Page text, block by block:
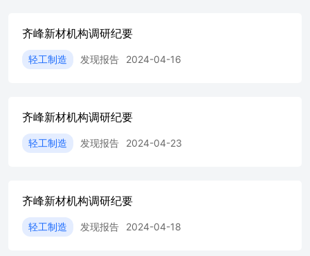
式,多措并举对冲原料涨价风险、降低综合生产成本。 五、
环保政策趋严对公司的影响 公司响应以纸代塑、绿色发展
的政策导向,持续推进新产品的研发、验证与市场推广,丰富
,2025全年煤炭用量同比下降5,583吨,节能降耗成效显著。
2025年,预浸渍纸、乳胶纸、胶带纸销量同比分别增长
7.71%、15.31%、35.60%,成为销量与利润增长的新亮点。
自身产品特性稳步推进预浸渍纸等低碳产品市场拓展,紧跟
绿色制造相关产业政策,循序渐进迭代环保类产品品类,依托
产品差异化特性巩固市场竞争力。 六、公司出口情况以及
汇率波动对公司的影响 2025年,公司产品出口量同比增长
齐峰新材机构调研纪要
轻工制造 发现报告 2024-04-16
齐峰新材机构调研纪要
轻工制造 发现报告 2024-04-23
齐峰新材机构调研纪要
轻工制造 发现报告 2024-04-18